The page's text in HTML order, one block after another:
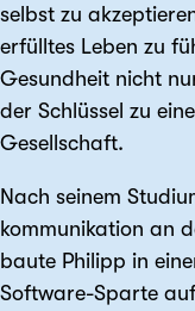
selbst zu
erfülltes Leben zu
Gesundheit nicht
der Schlüssel zu
Gesellschaft.
Nach seinem
kommunikation an
baute Philipp in
Software-Sparte